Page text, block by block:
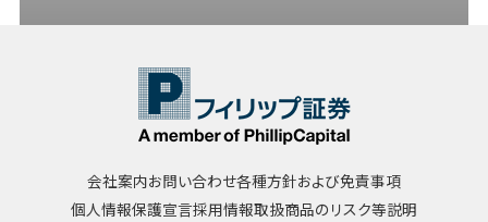
会社案内お問い合わせ各種方針および免責事項
個人情報保護宣言採用情報取扱商品のリスク等説明